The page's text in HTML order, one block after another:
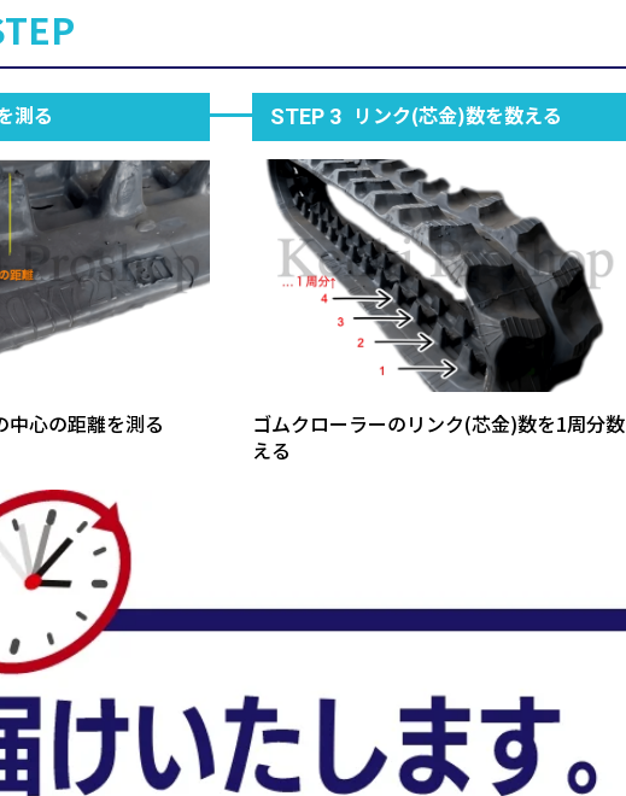
測る
心の距離を測る
STEP 3 リンク(芯金)数を数える
ゴムクローラーのリンク(芯金)数を1周分数
える